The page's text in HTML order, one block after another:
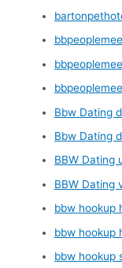
Bbw Dating
Bbw Dating
BBW Dating
BBW Dating
bbw hookup
bbw hookup
bbw hookup